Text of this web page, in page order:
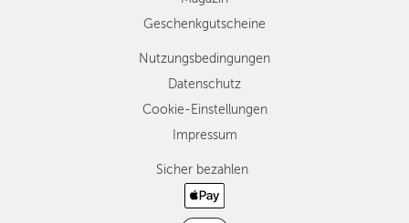
Geschenkgutscheine
Nutzungsbedingungen
Datenschutz
Cookie-Einstellungen
Impressum
Sicher bezahlen